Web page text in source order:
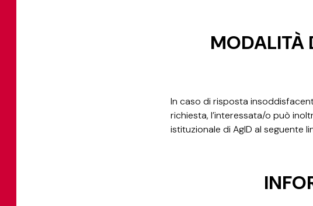
MODALITÀ
In caso di risposta
richiesta, l’interessata/o può
istituzionale di AgID al seguente